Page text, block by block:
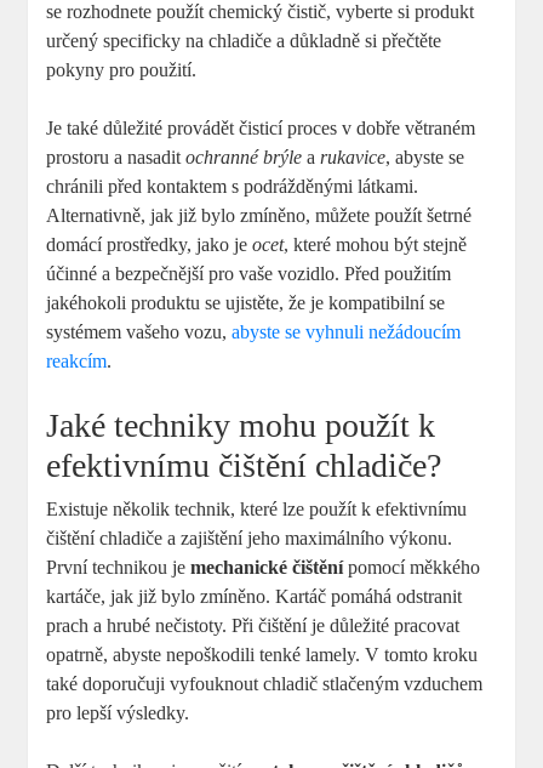
se rozhodnete použít chemický čistič, vyberte si produkt
určený specificky na chladiče a důkladně si přečtěte
pokyny pro použití.
Je také důležité provádět čisticí proces v dobře větraném
prostoru a nasaditochranné brýle a rukavice, abyste se
chránili před kontaktem s podrážděnými látkami.
Alternativně, jak již bylo zmíněno, můžete použít šetrné
domácí prostředky, jako jeocet, které mohou být stejně
účinné a bezpečnější pro vaše vozidlo. Před použitím
jakéhokoli produktu se ujistěte, že je kompatibilní se
systémem vašeho vozu,abyste se vyhnuli nežádoucím
reakcím.
Jaké techniky mohu použít k
efektivnímu čištění chladiče?
Existuje několik technik, které lze použít k efektivnímu
čištění chladiče a zajištění jeho maximálního výkonu.
První technikou jemechanické čištěnípomocí měkkého
kartáče, jak již bylo zmíněno. Kartáč pomáhá odstranit
prach a hrubé nečistoty. Při čištění je důležité pracovat
opatrně, abyste nepoškodili tenké lamely. V tomto kroku
také doporučuji vyfouknout chladič stlačeným vzduchem
pro lepší výsledky.